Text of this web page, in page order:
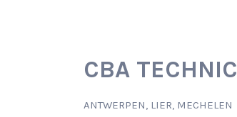
CBA TECHNIC
ANTWERPEN, LIER, MECHELEN